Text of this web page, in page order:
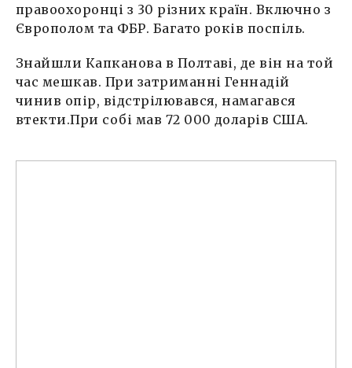
правоохоронці з 30 різних країн. Включно з
Європолом та ФБР. Багато років поспіль.
Знайшли Капканова в Полтаві, де він на той
час мешкав. При затриманні Геннадій
чинив опір, відстрілювався, намагався
втекти.При собі мав 72 000 доларів США.